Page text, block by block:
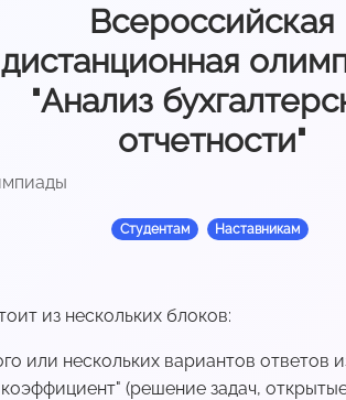
Всероссийская
дистанционная
"Анализ
отчетности"
Студентам Наставникам
из нескольких блоков:
или нескольких вариантов ответов
(решение задач,